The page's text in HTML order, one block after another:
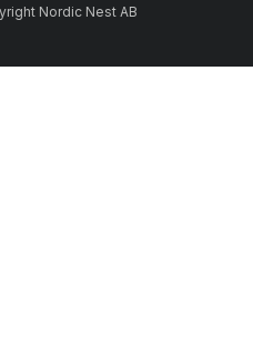
Nordic Nest AB